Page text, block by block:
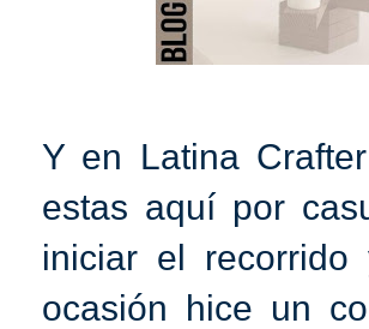
Y en Latina
estas aquí por
iniciar el
ocasión hice un